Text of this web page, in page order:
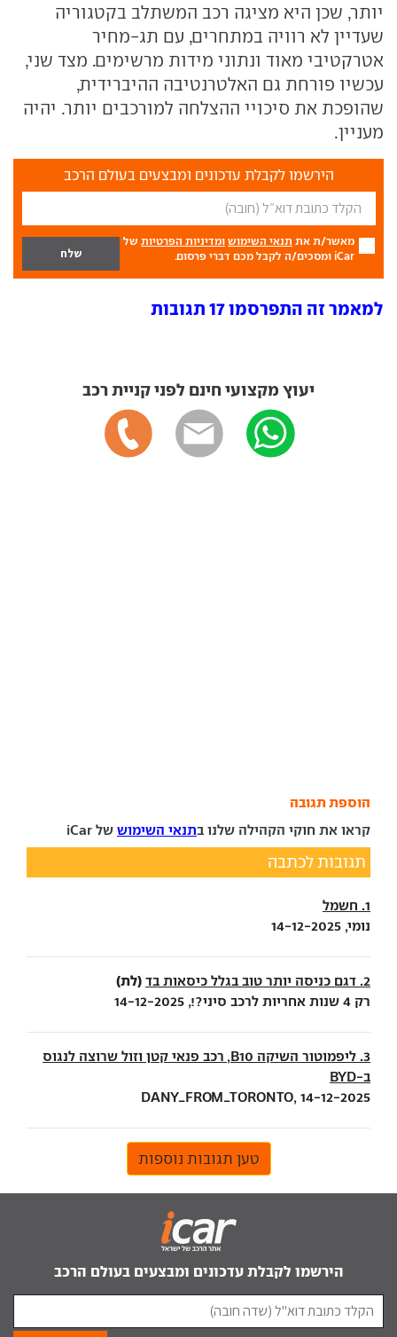
יותר, שכן היא מציגה רכב המשתלב בקטגוריה
שעדיין לא רוויה במתחרים, עם תג-מחיר
אטרקטיבי מאוד ונתוני מידות מרשימים. מצד שני,
עכשיו פורחת גם האלטרנטיבה ההיברידית,
שהופכת את סיכויי ההצלחה למורכבים יותר. יהיה
מעניין.
הירשמו לקבלת עדכונים ומבצעים בעולם הרכב
מאשר/ת את תנאי השימוש ומדיניות הפרטיות של
iCar ומסכים/ה לקבל מכם דברי פרסום.
למאמר זה התפרסמו 17 תגובות
יעוץ מקצועי חינם לפני קניית רכב
הוספת תגובה
קראו את חוקי הקהילה שלנו בתנאי השימוש של iCar
תגובות לכתבה
1. חשמל
נומי, 14-12-2025
2. דגם כניסה יותר טוב בגלל כיסאות בד (לת)
רק 4 שנות אחריות לרכב סיני?!, 14-12-2025
3. ליפמוטור השיקה B10, רכב פנאי קטן וזול שרוצה לנגוס
ב-BYD
DANY_FROM_TORONTO, 14-12-2025
טען תגובות נוספות
הירשמו לקבלת עדכונים ומבצעים בעולם הרכב